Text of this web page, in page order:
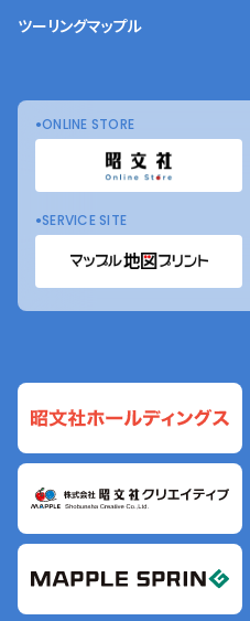
ツーリングマップル
ONLINE STORE
SERVICE SITE